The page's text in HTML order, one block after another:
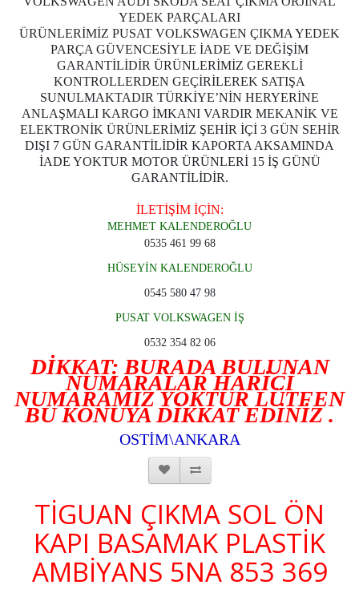
YEDEK PARÇALARI
ÜRÜNLERİMİZ PUSAT VOLKSWAGEN ÇIKMA YEDEK
PARÇA GÜVENCESİYLE İADE VE DEĞİŞİM
GARANTİLİDİR ÜRÜNLERİMİZ GEREKLİ
KONTROLLERDEN GEÇİRİLEREK SATIŞA
SUNULMAKTADIR TÜRKİYE’NİN HERYERİNE
ANLAŞMALI KARGO İMKANI VARDIR MEKANİK VE
ELEKTRONİK ÜRÜNLERİMİZ ŞEHİR İÇİ 3 GÜN SEHİR
DIŞI 7 GÜN GARANTİLİDİR KAPORTA AKSAMINDA
İADE YOKTUR MOTOR ÜRÜNLERİ 15 İŞ GÜNÜ
GARANTİLİDİR.
İLETİŞİM İÇİN:
MEHMET KALENDEROĞLU
0535 461 99 68
HÜSEYİN KALENDEROĞLU
0545 580 47 98
PUSAT VOLKSWAGEN İŞ
0532 354 82 06
DİKKAT: BURADA BULUNAN
NUMARALAR HARİCİ
NUMARAMIZ YOKTUR LÜTFEN
BU KONUYA DİKKAT EDİNİZ .
OSTİM\ANKARA
TİGUAN ÇIKMA SOL ÖN
KAPI BASAMAK PLASTİK
AMBİYANS 5NA 853 369